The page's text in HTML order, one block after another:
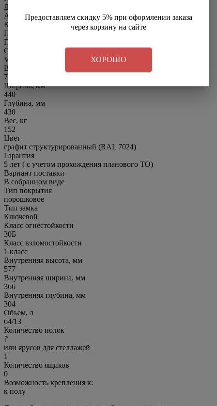
Добавить отзыв
Артикул
КГ051165
Производитель
ПРОМЕТ
Серия
VALBERG
Высота, мм
745
Ширина, мм
440
Глубина, мм
430
Вес, кг
152
Цвет
графит структурированный (RAL 7024)
Гарантия
5 лет ( с учетом прохождения планового ТО)
Вариант поставки
В собранном виде
Тип покрытия
порошковое
Тип замка
Ключевой
Класс огнестойкости
30Б
Класс взломостойкости
1 класс
Внутренняя высота, мм
577
Внутренняя ширина, мм
366
Внутренняя глубина, мм
304
Объем, л
64/13
Количество полок
?
или ярусов для стеллажей
1
Количество ящиков
0
Возможность крепления к:
к полу
Предоставляем скидку 5% при оформлении заказа
через корзину на сайте
ХОРОШО